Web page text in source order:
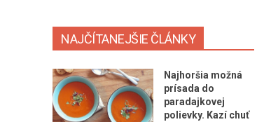
NAJČÍTANEJŠIE ČLÁNKY
Najhoršia možná
prísada do
paradajkovej
polievky. Kazí chuť